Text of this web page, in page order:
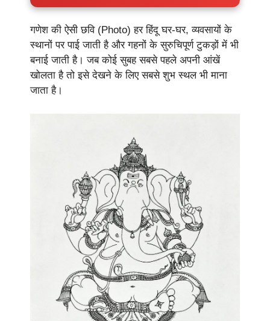
गणेश की ऐसी छवि (Photo) हर हिंदू घर-घर, व्यवसायों के
स्थानों पर पाई जाती है और गहनों के सुरुचिपूर्ण टुकड़ों में भी
बनाई जाती है। जब कोई सुबह सबसे पहले अपनी आंखें
खोलता है तो इसे देखने के लिए सबसे शुभ स्थल भी माना
जाता है।